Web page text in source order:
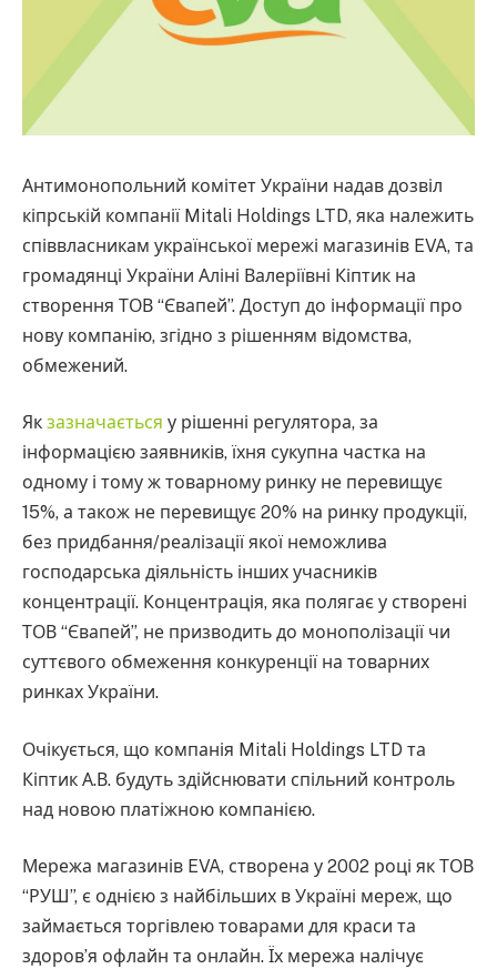
Антимонопольний комітет України надав дозвіл
кіпрській компанії Mitali Holdings LTD, яка належить
співвласникам української мережі магазинів EVA, та
громадянці України Аліні Валеріївні Кіптик на
створення ТОВ “Євапей”. Доступ до інформації про
нову компанію, згідно з рішенням відомства,
обмежений.
Як зазначається у рішенні регулятора, за
інформацією заявників, їхня сукупна частка на
одному і тому ж товарному ринку не перевищує
15%, а також не перевищує 20% на ринку продукції,
без придбання/реалізації якої неможлива
господарська діяльність інших учасників
концентрації. Концентрація, яка полягає у створені
ТОВ “Євапей”, не призводить до монополізації чи
суттєвого обмеження конкуренції на товарних
ринках України.
Очікується, що компанія Mitali Holdings LTD та
Кіптик А.В. будуть здійснювати спільний контроль
над новою платіжною компанією.
Мережа магазинів EVA, створена у 2002 році як ТОВ
“РУШ”, є однією з найбільших в Україні мереж, що
займається торгівлею товарами для краси та
здоров’я офлайн та онлайн. Їх мережа налічує